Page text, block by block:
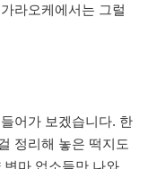
라오케에서는 그럴
어가 보겠습니다. 한
정리해 놓은 떡지도
마 업소들만 나와